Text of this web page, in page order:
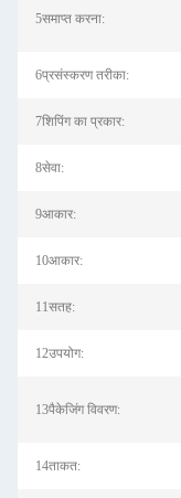
5समाप्त करना:
6प्रसंस्करण तरीका:
7शिपिंग का प्रकार:
8सेवा:
9आकार:
10आकार:
11सतह:
12उपयोग:
13पैकेजिंग विवरण:
14ताकत: